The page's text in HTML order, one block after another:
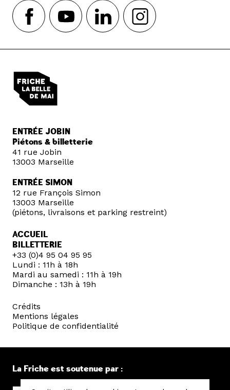
ENTRÉE JOBIN
Piétons & billetterie
41 rue Jobin
13003 Marseille
ENTRÉE SIMON
12 rue François Simon
13003 Marseille
(piétons, livraisons et parking restreint)
ACCUEIL
BILLETTERIE
+33 (0)4 95 04 95 95
Lundi : 11h à 18h
Mardi au samedi : 11h à 19h
Dimanche : 13h à 19h
Crédits
Mentions légales
Politique de confidentialité
La Friche est soutenue par :